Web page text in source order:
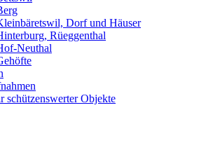
Dorf und Häuser
Rüeggenthal
Neuthal
schützenswerter Objekte